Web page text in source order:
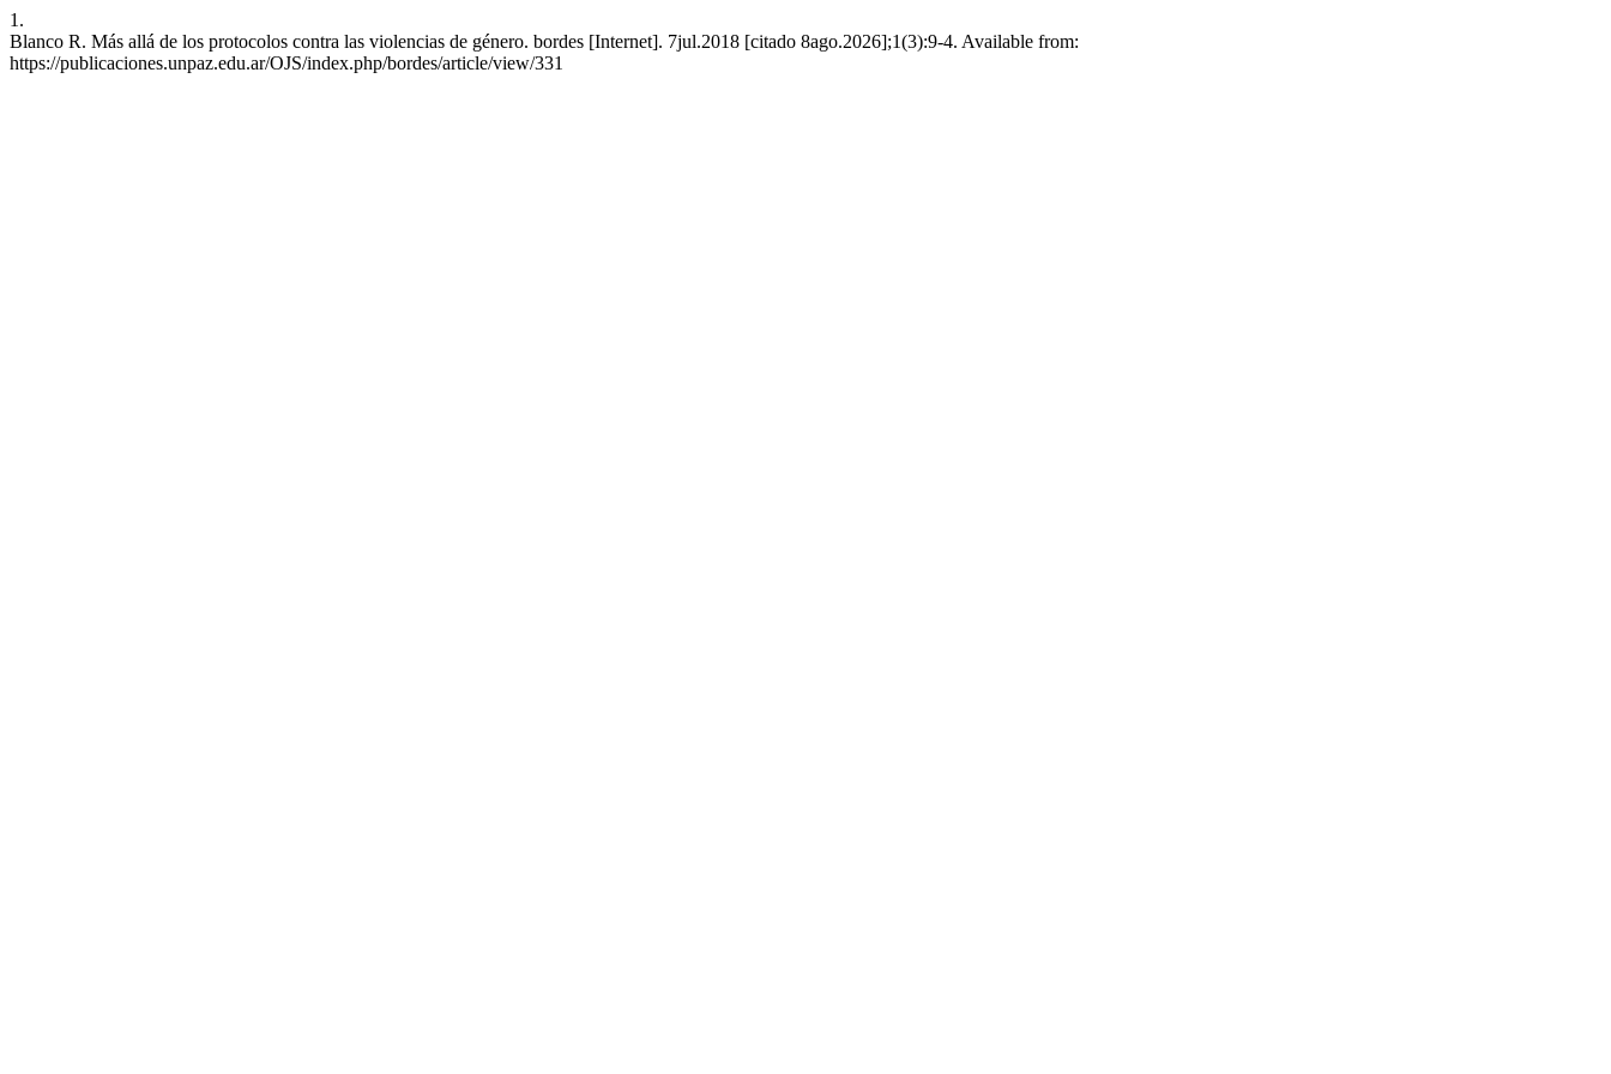
1.
Blanco R. Más allá de los protocolos contra las violencias de género. bordes [Internet]. 7jul.2018 [citado 8ago.2026];1(3):9-4. Available from:
https://publicaciones.unpaz.edu.ar/OJS/index.php/bordes/article/view/331